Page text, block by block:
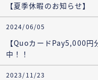
【夏季休暇のお知らせ】
2024/06/05
【QuoカードPay5,000
中！！
2023/11/23